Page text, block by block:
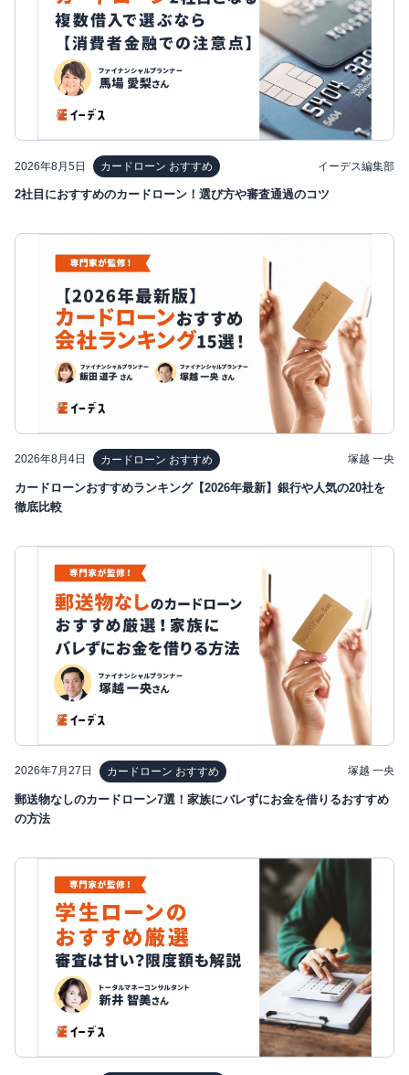
2026年8月5日 カードローン おすすめ イーデス編集部
2社目におすすめのカードローン！選び方や審査通過のコツ
2026年8月4日 カードローン おすすめ 塚越 一央
カードローンおすすめランキング【2026年最新】銀行や人気の20社を
徹底比較
2026年7月27日 カードローン おすすめ 塚越 一央
郵送物なしのカードローン7選！家族にバレずにお金を借りるおすすめ
の方法